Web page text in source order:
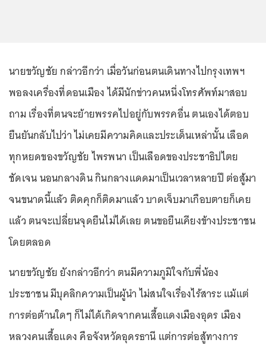
นายขวัญชัย กล่าวอีกว่า เมื่อวันก่อนตนเดินทางไปกรุงเทพฯ
พอลงเครื่องที่ดอนเมือง ได้มีนักข่าวคนหนึ่งโทรศัพท์มาสอบ
ถาม เรื่องที่ตนจะย้ายพรรคไปอยู่กับพรรคอื่น ตนเองได้ตอบ
ยืนยันกลับไปว่า ไม่เคยมีความคิดและประเด็นเหล่านั้น เลือด
ทุกหยดของขวัญชัย ไพรพนา เป็นเลือดของประชาธิปไตย
ชัดเจน นอนกลางดิน กินกลางแดดมาเป็นเวลาหลายปี ต่อสู้มา
จนขนาดนี้แล้ว ติดคุกก็ติดมาแล้ว บาดเจ็บมาเกือบตายก็เคย
แล้ว ตนจะเปลี่ยนจุดยืนไม่ได้เลย ตนขอยืนเคียงข้างประชาชน
โดยตลอด
นายขวัญชัย ยังกล่าวอีกว่า ตนมีความภูมิใจกับพี่น้อง
ประชาชน มีบุคลิกความเป็นผู้นำ ไม่สนใจเรื่องไร้สาระ แม้แต่
การต่อต้านใดๆ ก็ไม่ได้เกิดจากคนเสื้อแดงเมืองอุดร เมือง
หลวงคนเสื้อแดง คือจังหวัดอุดรธานี แต่การต่อสู้ทางการ